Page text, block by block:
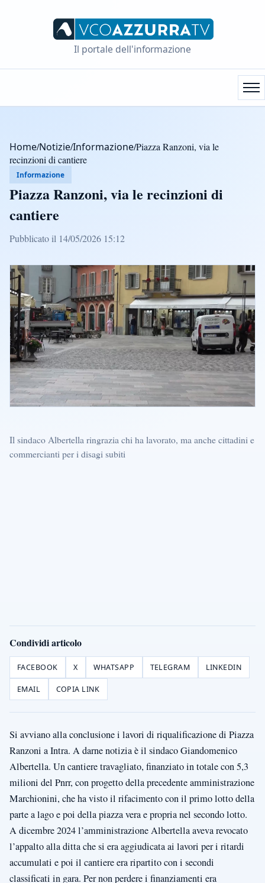
Il portale dell'informazione
Home/Notizie/Informazione/Piazza Ranzoni, via le
recinzioni di cantiere
Informazione
Piazza Ranzoni, via le recinzioni di
cantiere
Pubblicato il 14/05/2026 15:12
Il sindaco Albertella ringrazia chi ha lavorato, ma anche cittadini e
commercianti per i disagi subiti
Condividi articolo
FACEBOOK X WHATSAPP TELEGRAM LINKEDIN
EMAIL COPIA LINK
Si avviano alla conclusione i lavori di riqualificazione di Piazza
Ranzoni a Intra. A darne notizia è il sindaco Giandomenico
Albertella. Un cantiere travagliato, finanziato in totale con 5,3
milioni del Pnrr, con progetto della precedente amministrazione
Marchionini, che ha visto il rifacimento con il primo lotto della
parte a lago e poi della piazza vera e propria nel secondo lotto.
A dicembre 2024 l’amministrazione Albertella aveva revocato
l’appalto alla ditta che si era aggiudicata ai lavori per i ritardi
accumulati e poi il cantiere era ripartito con i secondi
classificati in gara. Per non perdere i finanziamenti era